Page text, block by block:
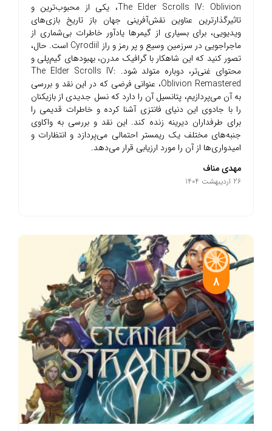
The Elder Scrolls IV: Oblivion، یکی از محبوب‌ترین و
تاثیرگذارترین عناوین نقش‌آفرینی جهان باز تاریخ بازی‌های
ویدیویی، برای بسیاری از گیمرها یادآور خاطرات بی‌شماری از
ماجراجویی در سرزمین وسیع و پر رمز و راز Cyrodiil است. حال،
تصور کنید که این شاهکار با گرافیک مدرن، بهبودهای گیم‌پلی و
محتوای غنی‌تر، دوباره متولد شود. The Elder Scrolls IV:
Oblivion Remastered، عنوانی فرضی که در این نقد و بررسی
به آن می‌پردازیم، پتانسیل آن را دارد که نسل جدیدی از بازیکنان
را با جادوی این دنیای فانتزی آشنا کرده و خاطرات قدیمی را
برای طرفداران دیرینه زنده کند. این نقد و بررسی به واکاوی
جنبه‌های مختلف یک ریمستر احتمالی می‌پردازد و انتظارات و
امیدواری‌ها از آن را مورد ارزیابی قرار می‌دهد.
مهدی مناف
26 اردیبهشت 1404
8